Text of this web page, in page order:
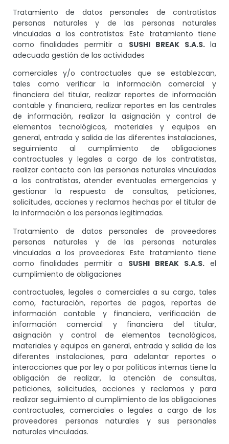
Tratamiento de datos personales de contratistas
personas naturales y de las personas naturales
vinculadas a los contratistas: Este tratamiento tiene
como finalidades permitir a SUSHI BREAK S.A.S.la
adecuada gestión de las actividades
comerciales y/o contractuales que se establezcan,
tales como verificar la información comercial y
financiera del titular, realizar reportes de información
contable y financiera, realizar reportes en las centrales
de información, realizar la asignación y control de
elementos tecnológicos, materiales y equipos en
general, entrada y salida de las diferentes instalaciones,
seguimiento al cumplimiento de obligaciones
contractuales y legales a cargo de los contratistas,
realizar contacto con las personas naturales vinculadas
a los contratistas, atender eventuales emergencias y
gestionar la respuesta de consultas, peticiones,
solicitudes, acciones y reclamos hechas por el titular de
la información o las personas legitimadas.
Tratamiento de datos personales de proveedores
personas naturales y de las personas naturales
vinculadas a los proveedores: Este tratamiento tiene
como finalidades permitir a SUSHI BREAK S.A.S. el
cumplimiento de obligaciones
contractuales, legales o comerciales a su cargo, tales
como, facturación, reportes de pagos, reportes de
información contable y financiera, verificación de
información comercial y financiera del titular,
asignación y control de elementos tecnológicos,
materiales y equipos en general, entrada y salida de las
diferentes instalaciones, para adelantar reportes o
interacciones que por ley o por políticas internas tiene la
obligación de realizar, la atención de consultas,
peticiones, solicitudes, acciones y reclamos y para
realizar seguimiento al cumplimiento de las obligaciones
contractuales, comerciales o legales a cargo de los
proveedores personas naturales y sus personales
naturales vinculadas.